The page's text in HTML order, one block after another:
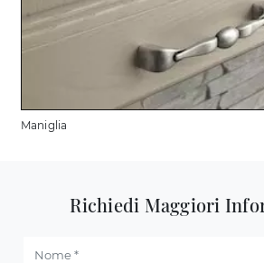
Maniglia
Richiedi Maggiori